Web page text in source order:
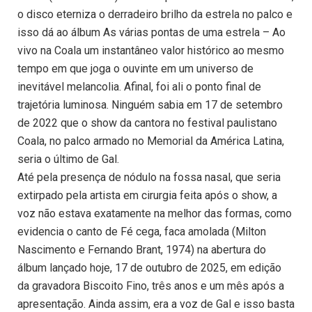
o disco eterniza o derradeiro brilho da estrela no palco e
isso dá ao álbum As várias pontas de uma estrela – Ao
vivo na Coala um instantâneo valor histórico ao mesmo
tempo em que joga o ouvinte em um universo de
inevitável melancolia. Afinal, foi ali o ponto final de
trajetória luminosa. Ninguém sabia em 17 de setembro
de 2022 que o show da cantora no festival paulistano
Coala, no palco armado no Memorial da América Latina,
seria o último de Gal.
Até pela presença de nódulo na fossa nasal, que seria
extirpado pela artista em cirurgia feita após o show, a
voz não estava exatamente na melhor das formas, como
evidencia o canto de Fé cega, faca amolada (Milton
Nascimento e Fernando Brant, 1974) na abertura do
álbum lançado hoje, 17 de outubro de 2025, em edição
da gravadora Biscoito Fino, três anos e um mês após a
apresentação. Ainda assim, era a voz de Gal e isso basta